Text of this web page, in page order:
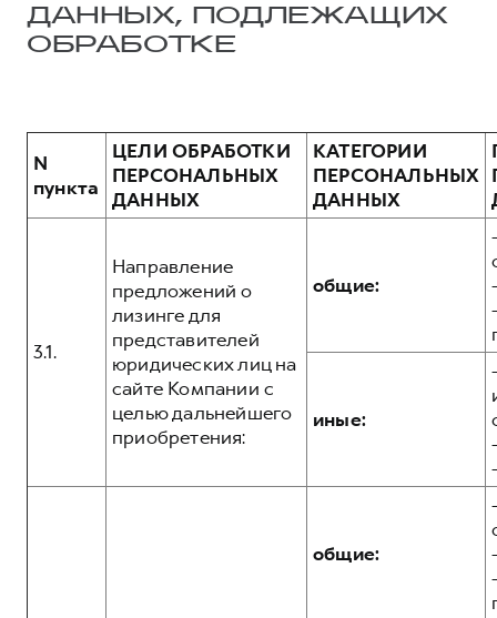
ДАННЫХ, ПОДЛЕЖАЩИХ
ОБРАБОТКЕ
N
пункта
ЦЕЛИ ОБРАБОТКИ
ПЕРСОНАЛЬНЫХ
ДАННЫХ
КАТЕГОРИИ
ПЕРСОНАЛЬНЫХ
ДАННЫХ
3.1.
Направление
предложений о
лизинге для
представителей
юридических лиц на
сайте Компании с
целью дальнейшего
приобретения:
общие:
иные:
общие: